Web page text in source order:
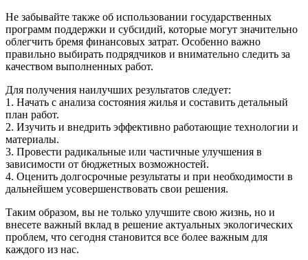
Не забывайте также об использовании государственных
программ поддержки и субсидий, которые могут значительно
облегчить бремя финансовых затрат. Особенно важно
правильно выбирать подрядчиков и внимательно следить за
качеством выполненных работ.
Для получения наилучших результатов следует:
1. Начать с анализа состояния жилья и составить детальный
план работ.
2. Изучить и внедрить эффективно работающие технологии и
материалы.
3. Провести радикальные или частичные улучшения в
зависимости от бюджетных возможностей.
4. Оценить долгосрочные результаты и при необходимости в
дальнейшем усовершенствовать свои решения.
Таким образом, вы не только улучшите свою жизнь, но и
внесете важный вклад в решение актуальных экологических
проблем, что сегодня становится все более важным для
каждого из нас.